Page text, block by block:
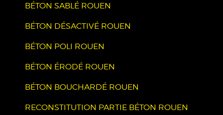
BÉTON SABLÉ ROUEN
BÉTON DÉSACTIVÉ ROUEN
BÉTON POLI ROUEN
BÉTON ÉRODÉ ROUEN
BÉTON BOUCHARDÉ ROUEN
RECONSTITUTION PARTIE BÉTON ROUEN